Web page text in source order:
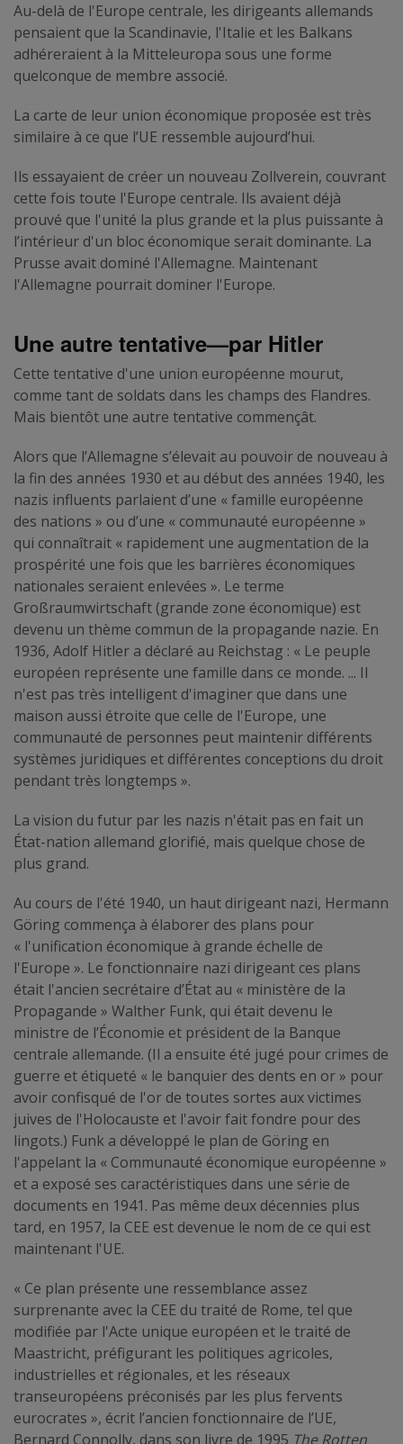
Au-delà de l'Europe centrale, les dirigeants allemands
pensaient que la Scandinavie, l'Italie et les Balkans
adhéreraient à la Mitteleuropa sous une forme
quelconque de membre associé.
La carte de leur union économique proposée est très
similaire à ce que l’UE ressemble aujourd’hui.
Ils essayaient de créer un nouveau Zollverein, couvrant
cette fois toute l'Europe centrale. Ils avaient déjà
prouvé que l'unité la plus grande et la plus puissante à
l’intérieur d'un bloc économique serait dominante. La
Prusse avait dominé l'Allemagne. Maintenant
l'Allemagne pourrait dominer l'Europe.
Une autre tentative—par Hitler
Cette tentative d'une union européenne mourut,
comme tant de soldats dans les champs des Flandres.
Mais bientôt une autre tentative commençât.
Alors que l’Allemagne s’élevait au pouvoir de nouveau à
la fin des années 1930 et au début des années 1940, les
nazis influents parlaient d’une « famille européenne
des nations » ou d’une « communauté européenne »
qui connaîtrait « rapidement une augmentation de la
prospérité une fois que les barrières économiques
nationales seraient enlevées ». Le terme
Großraumwirtschaft (grande zone économique) est
devenu un thème commun de la propagande nazie. En
1936, Adolf Hitler a déclaré au Reichstag : « Le peuple
européen représente une famille dans ce monde. ... Il
n'est pas très intelligent d'imaginer que dans une
maison aussi étroite que celle de l'Europe, une
communauté de personnes peut maintenir différents
systèmes juridiques et différentes conceptions du droit
pendant très longtemps ».
La vision du futur par les nazis n'était pas en fait un
État-nation allemand glorifié, mais quelque chose de
plus grand.
Au cours de l'été 1940, un haut dirigeant nazi, Hermann
Göring commença à élaborer des plans pour
« l'unification économique à grande échelle de
l'Europe ». Le fonctionnaire nazi dirigeant ces plans
était l'ancien secrétaire d’État au « ministère de la
Propagande » Walther Funk, qui était devenu le
ministre de l’Économie et président de la Banque
centrale allemande. (Il a ensuite été jugé pour crimes de
guerre et étiqueté « le banquier des dents en or » pour
avoir confisqué de l'or de toutes sortes aux victimes
juives de l'Holocauste et l'avoir fait fondre pour des
lingots.) Funk a développé le plan de Göring en
l'appelant la « Communauté économique européenne »
et a exposé ses caractéristiques dans une série de
documents en 1941. Pas même deux décennies plus
tard, en 1957, la CEE est devenue le nom de ce qui est
maintenant l'UE.
« Ce plan présente une ressemblance assez
surprenante avec la CEE du traité de Rome, tel que
modifiée par l'Acte unique européen et le traité de
Maastricht, préfigurant les politiques agricoles,
industrielles et régionales, et les réseaux
transeuropéens préconisés par les plus fervents
eurocrates », écrit l’ancien fonctionnaire de l’UE,
Bernard Connolly, dans son livre de 1995 The Rotten